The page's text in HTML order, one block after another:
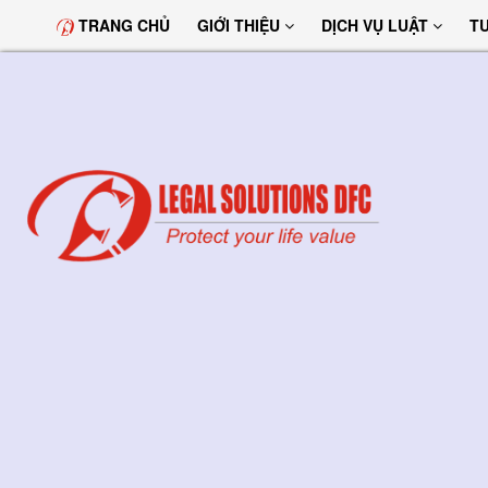
TRANG CHỦ GIỚI THIỆU DỊCH VỤ LUẬT